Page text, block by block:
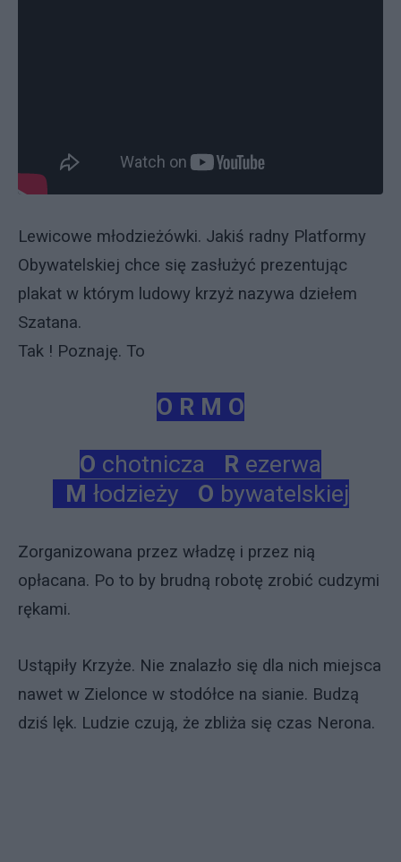
Lewicowe młodzieżówki. Jakiś radny Platformy
Obywatelskiej chce się zasłużyć prezentując
plakat w którym ludowy krzyż nazywa dziełem
Szatana.
Tak ! Poznaję. To
O R M O
O chotnicza R ezerwa
M łodzieży O bywatelskiej
Zorganizowana przez władzę i przez nią
opłacana. Po to by brudną robotę zrobić cudzymi
rękami.
Ustąpiły Krzyże. Nie znalazło się dla nich miejsca
nawet w Zielonce w stodółce na sianie. Budzą
dziś lęk. Ludzie czują, że zbliża się czas Nerona.